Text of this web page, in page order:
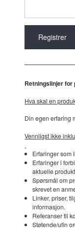
Retningslinjer
Hva skal en
Din egen erfaring
Vennligst ikke
Erfaringer som
Erfaringer i
aktuelle
Spørsmål om
skrevet en
Linker, priser,
informasjon.
Referanser til
Støtende/ufin